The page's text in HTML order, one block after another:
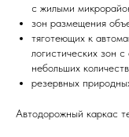
с жилыми
зон размещения
тяготеющих к
логистических зон
небольших
резервных
Автодорожный каркас